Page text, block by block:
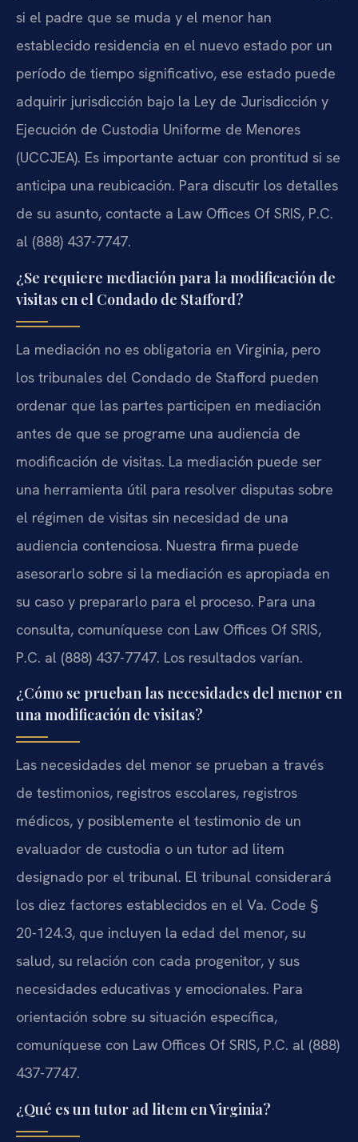
si el padre que se muda y el menor han
establecido residencia en el nuevo estado por un
período de tiempo significativo, ese estado puede
adquirir jurisdicción bajo la Ley de Jurisdicción y
Ejecución de Custodia Uniforme de Menores
(UCCJEA). Es importante actuar con prontitud si se
anticipa una reubicación. Para discutir los detalles
de su asunto, contacte a Law Offices Of SRIS, P.C.
al (888) 437-7747.
¿Se requiere mediación para la modificación de
visitas en el Condado de Stafford?
La mediación no es obligatoria en Virginia, pero
los tribunales del Condado de Stafford pueden
ordenar que las partes participen en mediación
antes de que se programe una audiencia de
modificación de visitas. La mediación puede ser
una herramienta útil para resolver disputas sobre
el régimen de visitas sin necesidad de una
audiencia contenciosa. Nuestra firma puede
asesorarlo sobre si la mediación es apropiada en
su caso y prepararlo para el proceso. Para una
consulta, comuníquese con Law Offices Of SRIS,
P.C. al (888) 437-7747. Los resultados varían.
¿Cómo se prueban las necesidades del menor en
una modificación de visitas?
Las necesidades del menor se prueban a través
de testimonios, registros escolares, registros
médicos, y posiblemente el testimonio de un
evaluador de custodia o un tutor ad litem
designado por el tribunal. El tribunal considerará
los diez factores establecidos en el Va. Code §
20-124.3, que incluyen la edad del menor, su
salud, su relación con cada progenitor, y sus
necesidades educativas y emocionales. Para
orientación sobre su situación específica,
comuníquese con Law Offices Of SRIS, P.C. al (888)
437-7747.
¿Qué es un tutor ad litem en Virginia?